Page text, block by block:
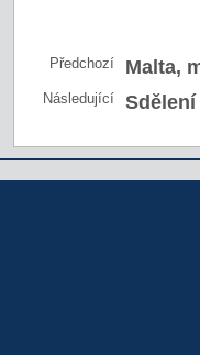
Předchozí Malta,
Následující